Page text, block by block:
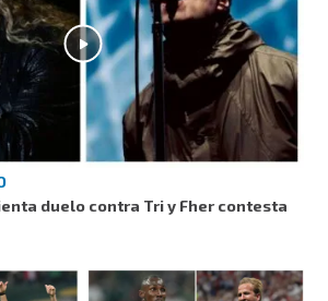
duelo contra Tri y Fher contesta